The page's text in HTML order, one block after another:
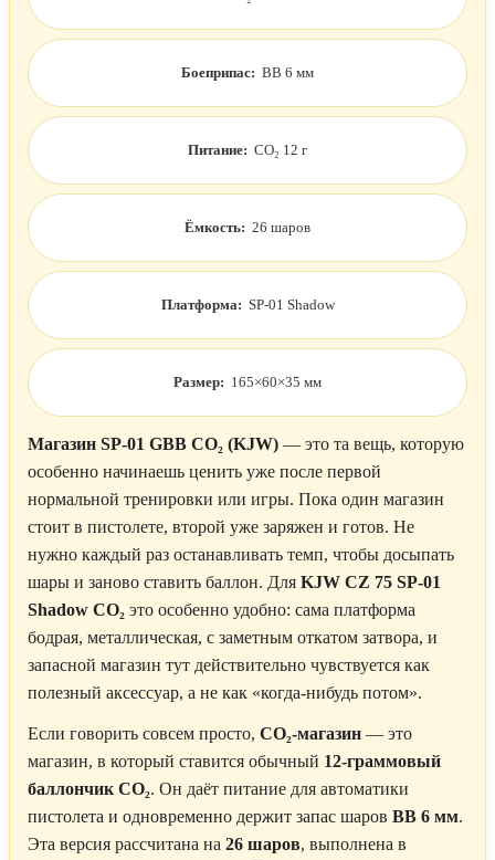
Боеприпас: BB 6 мм
Питание: CO₂ 12 г
Ёмкость: 26 шаров
Платформа: SP-01 Shadow
Размер: 165×60×35 мм
Магазин SP-01 GBB CO₂ (KJW) — это та вещь, которую
особенно начинаешь ценить уже после первой
нормальной тренировки или игры. Пока один магазин
стоит в пистолете, второй уже заряжен и готов. Не
нужно каждый раз останавливать темп, чтобы досыпать
шары и заново ставить баллон. Для KJW CZ 75 SP-01
Shadow CO₂ это особенно удобно: сама платформа
бодрая, металлическая, с заметным откатом затвора, и
запасной магазин тут действительно чувствуется как
полезный аксессуар, а не как «когда-нибудь потом».
Если говорить совсем просто, CO₂-магазин — это
магазин, в который ставится обычный 12-граммовый
баллончик CO₂. Он даёт питание для автоматики
пистолета и одновременно держит запас шаров BB 6 мм.
Эта версия рассчитана на 26 шаров, выполнена в